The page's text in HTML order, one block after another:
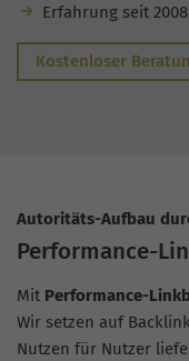
Erfahrung seit
Kostenloser
Autoritäts-Aufbau
Performance-
Mit Performance-
Wir setzen auf
Nutzen für Nutzer